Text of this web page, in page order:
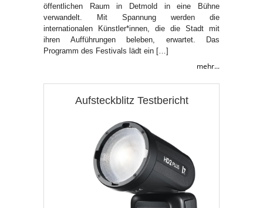
öffentlichen Raum in Detmold in eine Bühne
verwandelt. Mit Spannung werden die
internationalen Künstler*innen, die die Stadt mit
ihren Aufführungen beleben, erwartet. Das
Programm des Festivals lädt ein […]
mehr...
Aufsteckblitz Testbericht